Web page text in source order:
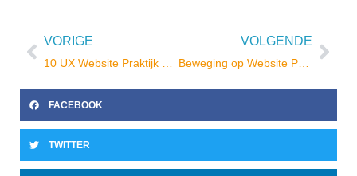
Vorige
VORIGE VOLGENDE
Beweging op Website Pagina
FACEBOOK
TWITTER